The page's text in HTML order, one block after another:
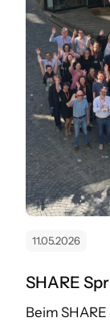
11.05.2026
SHARE
Beim